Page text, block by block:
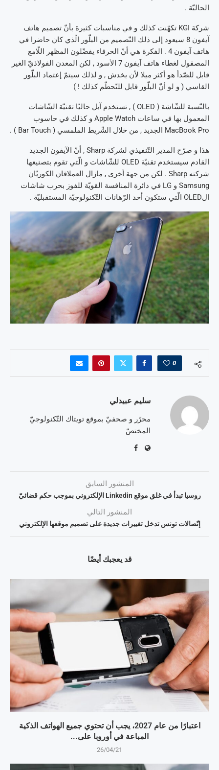
الحاليّة .
شركة KGI تكهّنت كذلك و في مناسبات كثيرة بأنّ تصميم هاتف
آيفون 8 سيعود إلى ذلك التّصميم من البلّور الّذي كان حاضرا في
هاتف آيفون 4 . الفكرة هي أنّ الحرفاء يفضّلون المظهر اللّامع
المصقول لغطاء هاتف آيفون 7 الأسود , لكن المعدن الفولاذيّ الغير
قابل للصّدأ هو أكثر ميلا لأن يخدش , و لذلك سيتمّ إعتماد البلّور
القاسي ( و لو أنّ البلّور قابل للتّحطّم كذلك ! )
بالنّسبة للشّاشة ( OLED ) , تستخدم آبل حاليّا تقنيّة الشّاشات
المعمول بها في ساعات Apple Watch و كذلك في حاسوب
MacBook Pro الجديد , من خلال الشّريط الملمسي ( Bar Touch ) .
هذا و صرّح المدير التّنفيذي لشركة Sharp , أنّ الآيفون الجديد
القادم سيستخدم تقنيّة OLED للشّاشات و الّتي تقوم بتصنيعها
شركته Sharp . لكن من جهة أخرى , مازال العملاقان الكوريّان
Samsung و LG في دائرة المنافسة القويّة للفوز بحرب شاشات
الOLED الّتي ستكون أحد الرّهانات التّكنولوجيّة المستقبليّة .
0
سليم عبيدلي
محرّر و صحفيّ بموقع تويتاك التّكنولوجيّ
المختصّ
المنشور السابق
روسيا تبدأ في غلق موقع Linkedin الإلكتروني بموجب حكم قضائيّ
المنشور التالي
إتّصالات تونس تدخل تغييرات جديدة على تصميم موقعها الإلكتروني
قد يعجبك أيضًا
اعتبارًا من عام 2027، يجب أن تحتوي جميع الهواتف الذكية
المباعة في أوروبا على...
26/04/21